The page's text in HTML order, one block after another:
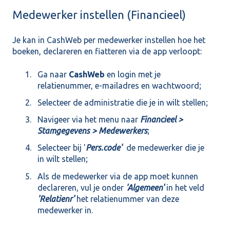
Medewerker instellen (Financieel)
Je kan in CashWeb per medewerker instellen hoe het
boeken, declareren en fiatteren via de app verloopt:
Ga naar CashWeb en login met je
relatienummer, e-mailadres en wachtwoord;
Selecteer de administratie die je in wilt stellen;
Navigeer via het menu naar Financieel >
Stamgegevens > Medewerkers;
Selecteer bij 'Pers.code'de medewerker die je
in wilt stellen;
Als de medewerker via de app moet kunnen
declareren, vul je onder 'Algemeen'in het veld
'Relatienr' het relatienummer van deze
medewerker in.